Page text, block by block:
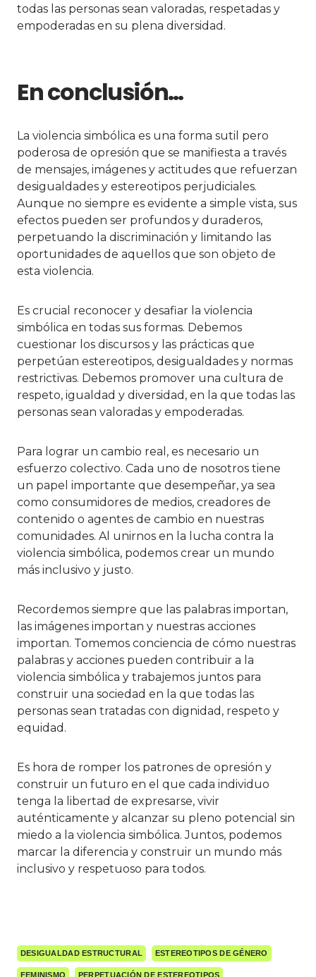
todas las personas sean valoradas, respetadas y
empoderadas en su plena diversidad.
En conclusión…
La violencia simbólica es una forma sutil pero
poderosa de opresión que se manifiesta a través
de mensajes, imágenes y actitudes que refuerzan
desigualdades y estereotipos perjudiciales.
Aunque no siempre es evidente a simple vista, sus
efectos pueden ser profundos y duraderos,
perpetuando la discriminación y limitando las
oportunidades de aquellos que son objeto de
esta violencia.
Es crucial reconocer y desafiar la violencia
simbólica en todas sus formas. Debemos
cuestionar los discursos y las prácticas que
perpetúan estereotipos, desigualdades y normas
restrictivas. Debemos promover una cultura de
respeto, igualdad y diversidad, en la que todas las
personas sean valoradas y empoderadas.
Para lograr un cambio real, es necesario un
esfuerzo colectivo. Cada uno de nosotros tiene
un papel importante que desempeñar, ya sea
como consumidores de medios, creadores de
contenido o agentes de cambio en nuestras
comunidades. Al unirnos en la lucha contra la
violencia simbólica, podemos crear un mundo
más inclusivo y justo.
Recordemos siempre que las palabras importan,
las imágenes importan y nuestras acciones
importan. Tomemos conciencia de cómo nuestras
palabras y acciones pueden contribuir a la
violencia simbólica y trabajemos juntos para
construir una sociedad en la que todas las
personas sean tratadas con dignidad, respeto y
equidad.
Es hora de romper los patrones de opresión y
construir un futuro en el que cada individuo
tenga la libertad de expresarse, vivir
auténticamente y alcanzar su pleno potencial sin
miedo a la violencia simbólica. Juntos, podemos
marcar la diferencia y construir un mundo más
inclusivo y respetuoso para todos.
DESIGUALDAD ESTRUCTURAL ESTEREOTIPOS DE GÉNERO
FEMINISMO PERPETUACIÓN DE ESTEREOTIPOS